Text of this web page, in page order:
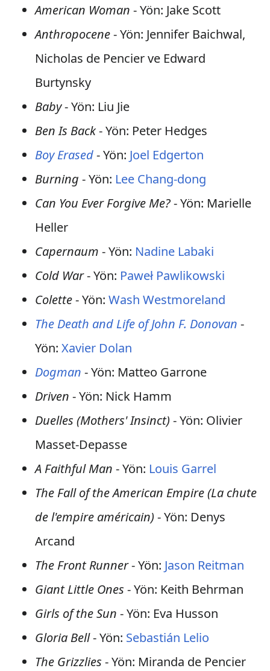
American Woman - Yön: Jake Scott
Anthropocene- Yön: Jennifer Baichwal,
Nicholas de Pencier ve Edward
Burtynsky
Baby- Yön: Liu Jie
Ben Is Back- Yön: Peter Hedges
Boy Erased- Yön: Joel Edgerton
Burning - Yön: Lee Chang-dong
Can You Ever Forgive Me?- Yön: Marielle
Heller
Capernaum - Yön: Nadine Labaki
Cold War- Yön: Paweł Pawlikowski
Colette- Yön: Wash Westmoreland
The Death and Life of John F. Donovan -
Yön: Xavier Dolan
Dogman - Yön: Matteo Garrone
Driven - Yön: Nick Hamm
Duelles (Mothers' Insinct) - Yön: Olivier
Masset-Depasse
A Faithful Man - Yön: Louis Garrel
The Fall of the American Empire (La chute
de l'empire américain) - Yön: Denys
Arcand
The Front Runner- Yön: Jason Reitman
Giant Little Ones - Yön: Keith Behrman
Girls of the Sun - Yön: Eva Husson
Gloria Bell- Yön: Sebastián Lelio
The Grizzlies - Yön: Miranda de Pencier